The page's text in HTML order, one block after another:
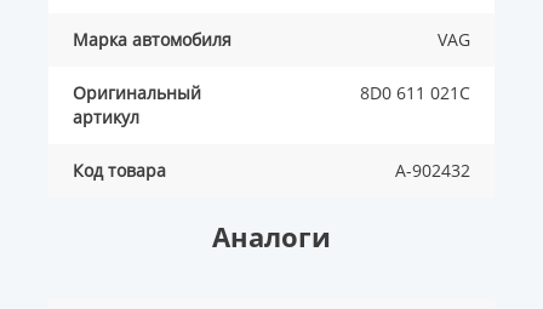
Марка автомобиля VAG
Оригинальный
артикул
8D0 611 021C
Код товара A-902432
Аналоги